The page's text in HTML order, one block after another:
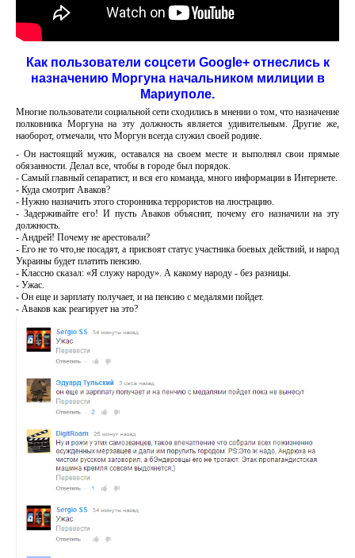
Как пользователи соцсети Google+ отнеслись к
назначению Моргуна начальником милиции в
Мариуполе.
Многие пользователи социальной сети сходились в мнении о том, что назначение
полковника Моргуна на эту должность является удивительным. Другие же,
наоборот, отмечали, что Моргун всегда служил своей родине.
- Он настоящий мужик, оставался на своем месте и выполнял свои прямые
обязанности. Делал все, чтобы в городе был порядок.
- Самый главный сепаратист, и вся его команда, много информации в Интернете.
- Куда смотрит Аваков?
- Нужно назначить этого сторонника террористов на люстрацию.
- Задерживайте его! И пусть Аваков объяснит, почему его назначили на эту
должность.
- Андрей! Почему не арестовали?
- Его не то что,не посадят, а присвоят статус участника боевых действий, и народ
Украины будет платить пенсию .
- Классно сказал: «Я служу народу». А какому народу - без разницы.
- Ужас .
- Он еще и зарплату получает, и на пенсию с медалями пойдет.
- Аваков как реагирует на это?